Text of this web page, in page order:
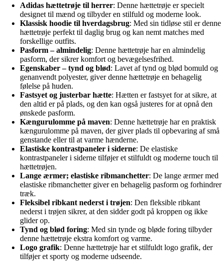
Adidas hættetrøje til herrer: Denne hættetrøje er specielt
designet til mænd og tilbyder en stilfuld og moderne look.
Klassisk hoodie til hverdagsbrug: Med sin tidløse stil er denne
hættetrøje perfekt til daglig brug og kan nemt matches med
forskellige outfits.
Pasform – almindelig: Denne hættetrøje har en almindelig
pasform, der sikrer komfort og bevægelsesfrihed.
Egenskaber – tynd og blød: Lavet af tynd og blød bomuld og
genanvendt polyester, giver denne hættetrøje en behagelig
følelse på huden.
Fastsyet og justerbar hætte: Hætten er fastsyet for at sikre, at
den altid er på plads, og den kan også justeres for at opnå den
ønskede pasform.
Kængurulomme på maven: Denne hættetrøje har en praktisk
kængurulomme på maven, der giver plads til opbevaring af små
genstande eller til at varme hænderne.
Elastiske kontrastpaneler i siderne: De elastiske
kontrastpaneler i siderne tilføjer et stilfuldt og moderne touch til
hættetrøjen.
Lange ærmer; elastiske ribmanchetter: De lange ærmer med
elastiske ribmanchetter giver en behagelig pasform og forhindrer
træk.
Fleksibel ribkant nederst i trøjen: Den fleksible ribkant
nederst i trøjen sikrer, at den sidder godt på kroppen og ikke
glider op.
Tynd og blød foring: Med sin tynde og bløde foring tilbyder
denne hættetrøje ekstra komfort og varme.
Logo grafik: Denne hættetrøje har et stilfuldt logo grafik, der
tilføjer et sporty og moderne udseende.